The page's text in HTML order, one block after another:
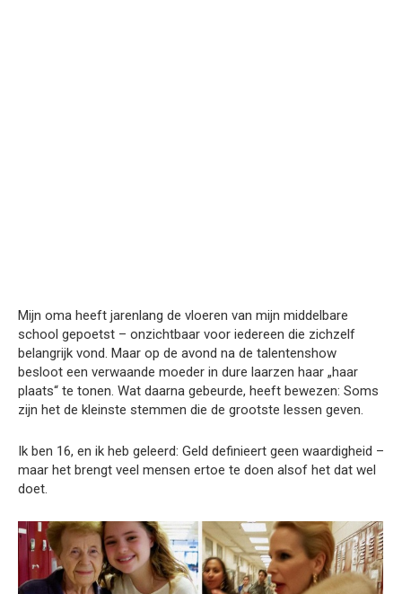
Mijn oma heeft jarenlang de vloeren van mijn middelbare
school gepoetst – onzichtbaar voor iedereen die zichzelf
belangrijk vond. Maar op de avond na de talentenshow
besloot een verwaande moeder in dure laarzen haar „haar
plaats“ te tonen. Wat daarna gebeurde, heeft bewezen: Soms
zijn het de kleinste stemmen die de grootste lessen geven.
Ik ben 16, en ik heb geleerd: Geld definieert geen waardigheid –
maar het brengt veel mensen ertoe te doen alsof het dat wel
doet.